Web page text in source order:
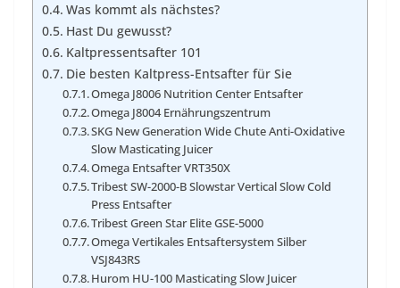
Was kommt als nächstes?
Hast Du gewusst?
Kaltpressentsafter 101
Die besten Kaltpress-Entsafter für Sie
Omega J8006 Nutrition Center Entsafter
Omega J8004 Ernährungszentrum
SKG New Generation Wide Chute Anti-Oxidative
Slow Masticating Juicer
Omega Entsafter VRT350X
Tribest SW-2000-B Slowstar Vertical Slow Cold
Press Entsafter
Tribest Green Star Elite GSE-5000
Omega Vertikales Entsaftersystem Silber
VSJ843RS
Hurom HU-100 Masticating Slow Juicer